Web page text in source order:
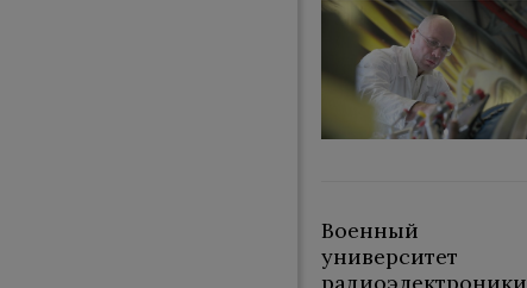
Военный
университет